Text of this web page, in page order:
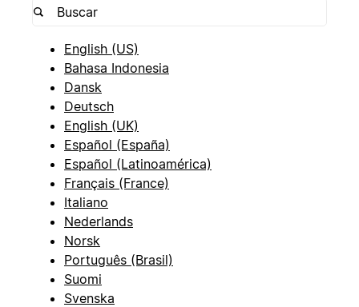
English (US)
Bahasa Indonesia
Dansk
Deutsch
English (UK)
Español (España)
Español (Latinoamérica)
Français (France)
Italiano
Nederlands
Norsk
Português (Brasil)
Suomi
Svenska